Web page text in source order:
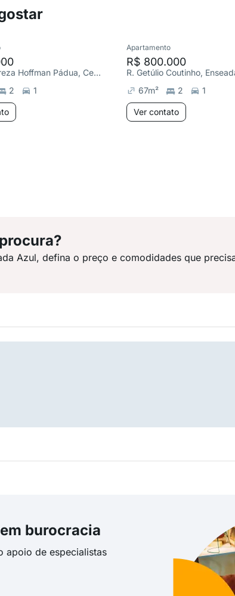
R. Nilza Tereza Hoffman Pádua, Centro
2 1
Apartamento
R$ 800.000
R. Getúlio Coutinho,
67m² 2 1
Ver contato
Azul, defina o preço e comodidades que
burocracia
apoio de especialistas